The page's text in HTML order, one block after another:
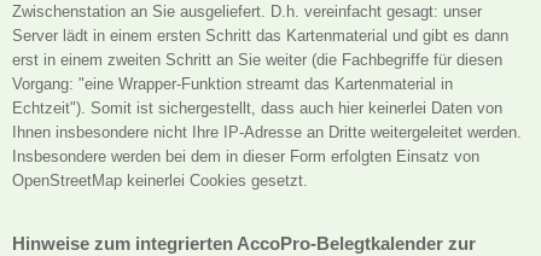
Zwischenstation an Sie ausgeliefert. D.h. vereinfacht gesagt: unser
Server lädt in einem ersten Schritt das Kartenmaterial und gibt es dann
erst in einem zweiten Schritt an Sie weiter (die Fachbegriffe für diesen
Vorgang: "eine Wrapper-Funktion streamt das Kartenmaterial in
Echtzeit"). Somit ist sichergestellt, dass auch hier keinerlei Daten von
Ihnen insbesondere nicht Ihre IP-Adresse an Dritte weitergeleitet werden.
Insbesondere werden bei dem in dieser Form erfolgten Einsatz von
OpenStreetMap keinerlei Cookies gesetzt.
Hinweise zum integrierten AccoPro-Belegtkalender zur